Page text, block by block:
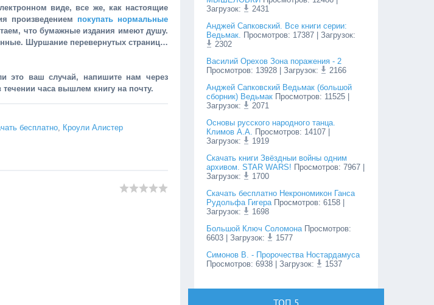
виде, все же, как настоящие
произведением покупать нормальные
что бумажные издания имеют душу.
Шуршание перевернутых страниц…
это ваш случай, напишите нам через
часа вышлем книгу на почту.
бесплатно, Кроули Алистер
Загрузок:
2431
Анджей Сапковский. Все книги серии:
Ведьмак. Просмотров: 17387 | Загрузок:
2302
Василий Орехов Зона поражения - 2
Просмотров: 13928 | Загрузок:
2166
Анджей Сапковский Ведьмак (большой
сборник) Ведьмак Просмотров: 11525
Загрузок:
2071
Основы русского народного танца.
Климов А.А. Просмотров: 14107
Загрузок:
1919
Cкачать книги Звёздныи войны одним
архивом. STAR WARS! Просмотров:7967
Загрузок:
1700
Скачать бесплатно Некрономикон Ганса
Рудольфа Гигера Просмотров:6158
Загрузок:
1698
Большой Ключ Соломона Просмотров:
6603 | Загрузок:
1577
Симонов В. - Пророчества Ностардамуса
Просмотров:6938 | Загрузок: 1537
ТОП 5